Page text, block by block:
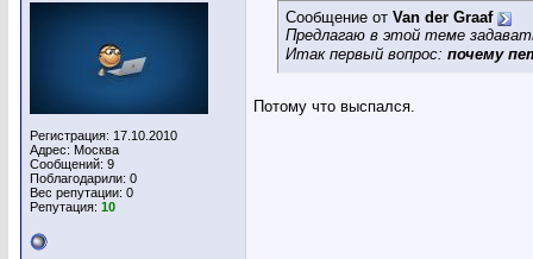
Регистрация: 17.10.2010
Адрес: Москва
Сообщений: 9
Поблагодарили: 0
Вес репутации: 0
Репутация: 10
Сообщение от Van der Graaf
Предлагаю в этой теме
Итак первый вопрос: почему
Потому что выспался.